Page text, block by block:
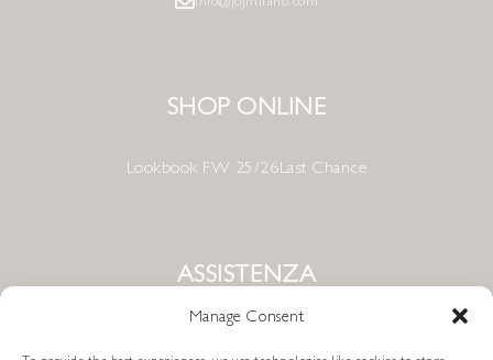
Manage Consent
SHOP ONLINE
Lookbook FW 25/26Last Chance
ASSISTENZA